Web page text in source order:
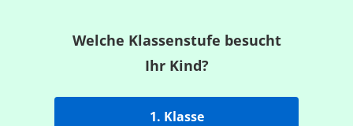
Welche Klassenstufe besucht
Ihr Kind?
1. Klasse